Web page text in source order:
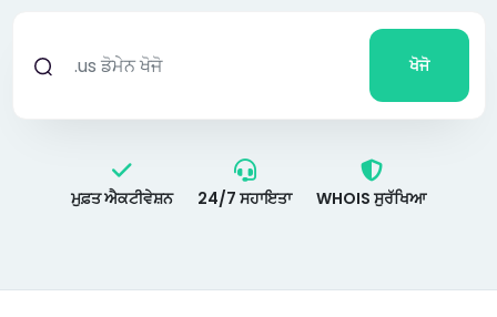
ਖੋਜੋ
ਮੁਫ਼ਤ ਐਕਟੀਵੇਸ਼ਨ 24/7 ਸਹਾਇਤਾ WHOIS ਸੁਰੱਖਿਆ